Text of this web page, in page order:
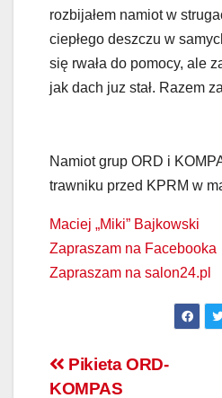
rozbijałem namiot w
ciepłego deszczu w
się rwała do pomocy, ale
jak dach juz stał. Razem
Namiot grup ORD i
trawniku przed KPRM w
Maciej „Miki” Bajkowski
Zapraszam na Facebooka
Zapraszam na salon24.pl
Nawigacja
Pikieta ORD-
KOMPAS